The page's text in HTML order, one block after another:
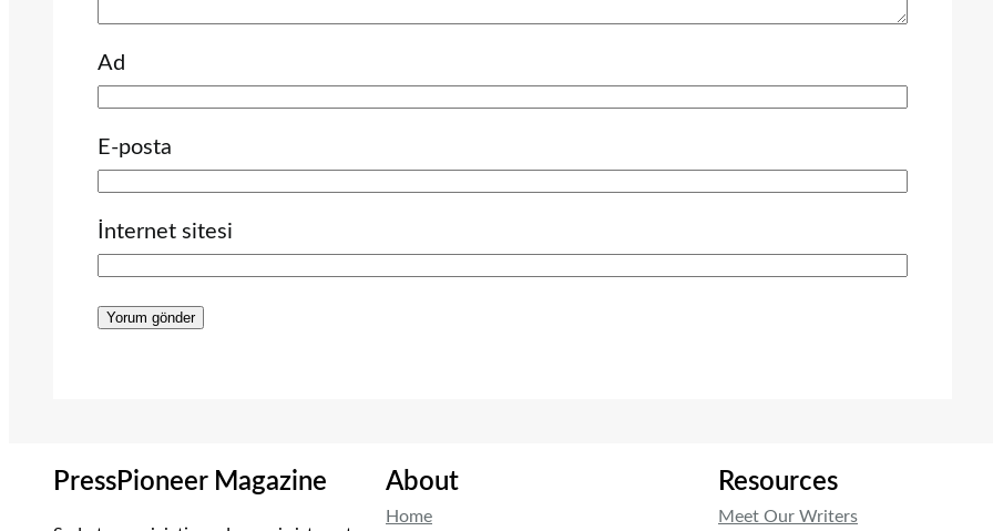
Ad
E-posta
İnternet sitesi
PressPioneer Magazine About
Home
Resources
Meet Our Writers